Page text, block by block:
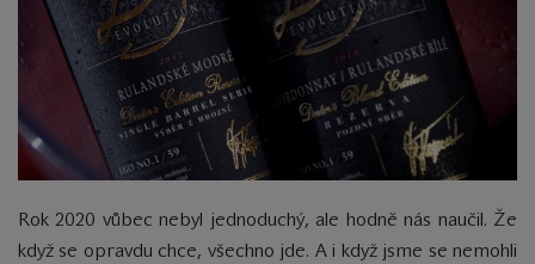
Rok 2020 vůbec nebyl jednoduchý, ale hodně nás naučil. Že
když se opravdu chce, všechno jde. A i když jsme se nemohli